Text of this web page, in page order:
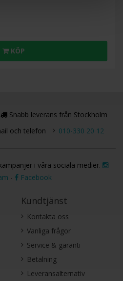
KÖP
Snabb leverans från Stockholm
och telefon
010-330 20 12
i våra sociala medier.
- Facebook
Kundtjänst
Kontakta oss
Vanliga frågor
Service & garanti
Betalning
Leveransalternativ